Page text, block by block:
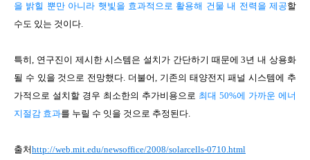
을 밝힐 뿐만 아니라 햇빛을 효과적으로 활용해 건물 내 전력을 제공할
수도 있는 것이다.
특히, 연구진이 제시한 시스템은 설치가 간단하기 때문에 3년 내 상용화
될 수 있을 것으로 전망했다. 더불어, 기존의 태양전지 패널 시스템에 추
가적으로 설치할 경우 최소한의 추가비용으로 최대 50%에 가까운 에너
지절감 효과를 누릴 수 잇을 것으로 추정된다.
출처http://web.mit.edu/newsoffice/2008/solarcells-0710.html